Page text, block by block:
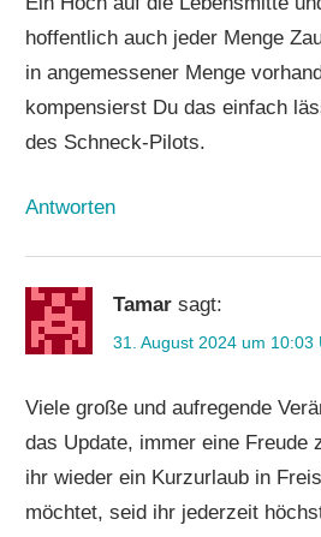
hoffentlich auch jeder Menge
in angemessener Menge
kompensierst Du das einfach
des Schneck-Pilots.
Antworten
Tamar sagt:
31. August 2024 um 10:03
Viele große und aufregende
das Update, immer eine Freude
ihr wieder ein Kurzurlaub in
möchtet, seid ihr jederzeit